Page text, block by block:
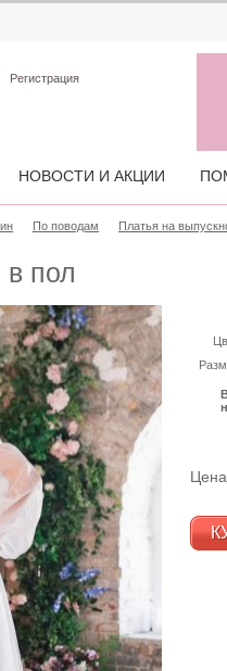
пол
Цена
По поводам Платья на
Регистрация
НОВОСТИ И АКЦИИ